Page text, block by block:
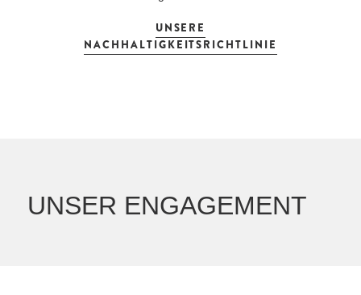
UNSERE
NACHHALTIGKEITSRICHTLINIE
UNSER ENGAGEMENT